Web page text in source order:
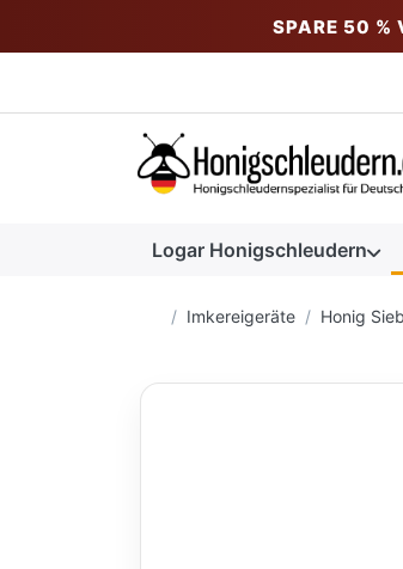
SPARE 50 %
Logar Honigschleudern
Startseite
Imkereigeräte Honig